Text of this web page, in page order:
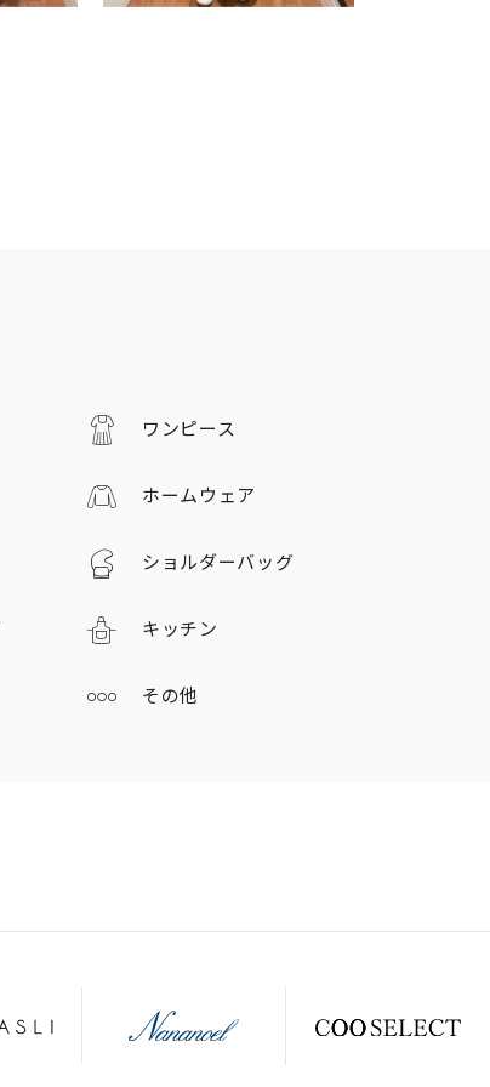
ワンピース
ホームウェア
ショルダーバッグ
キッチン
その他